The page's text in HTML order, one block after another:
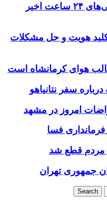
این سه نفر بد اخلاق‌ترین ایرانی‌های ۲۴ ساعت اخیر
کلید هویت و حل مشکلات
هوای کرمانشاه است
سفر نتانیاهو
امروز در مشهد
مردم قطع شد
جمهوری تهران